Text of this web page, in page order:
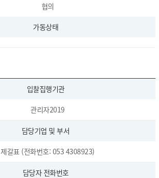
협의
가동상태
입찰집행기관
관리자2019
담당기업 및 부서
제갈표 (전화번호: 053 4308923)
담당자 전화번호